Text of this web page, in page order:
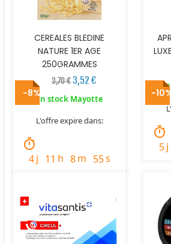
CEREALES BLEDINE
NATURE 1ER AGE
250GRAMMES
3,70 €3,52 €
En stock Mayotte
L'offre expire dans:
timer
4j 11 h 8m 54s
timer
5j
-8% -